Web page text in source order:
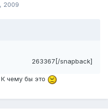
2009
263367[/snapback]
чему бы это